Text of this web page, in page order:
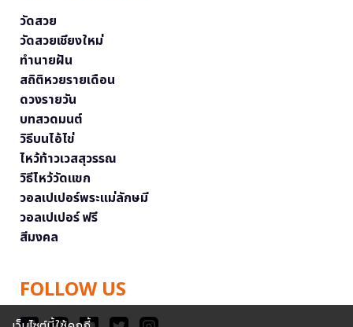
วัดสวย
วัดสวยเชียงใหม่
ทำนายฝัน
สถิติหวยรายเดือน
ดวงรายวัน
บทสวดมนต์
วิธีบนไอ้ไข่
ไหว้ท้าวเวสสุวรรณ
วิธีไหว้วัดแขก
วอลเปเปอร์พระแม่ลักษมี
วอลเปเปอร์ ฟรี
สีมงคล
FOLLOW US